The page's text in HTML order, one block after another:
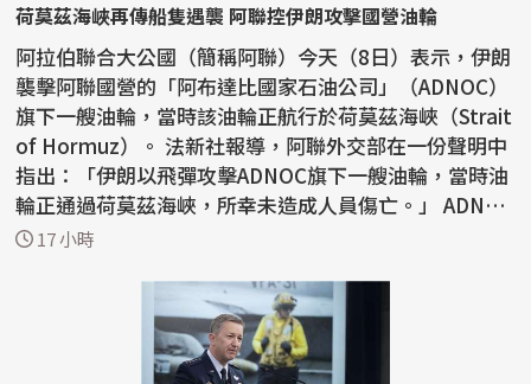
荷莫茲海峽再傳船隻遇襲 阿聯控伊朗攻擊國營油輪
阿拉伯聯合大公國（簡稱阿聯）今天（8日）表示，伊朗
襲擊阿聯國營的「阿布達比國家石油公司」（ADNOC）
旗下一艘油輪，當時該油輪正航行於荷莫茲海峽（Strait
of Hormuz）。 法新社報導，阿聯外交部在一份聲明中
指出：「伊朗以飛彈攻擊ADNOC旗下一艘油輪，當時油
輪正通過荷莫茲海峽，所幸未造成人員傷亡。」 ADNOC
昨...17 小時